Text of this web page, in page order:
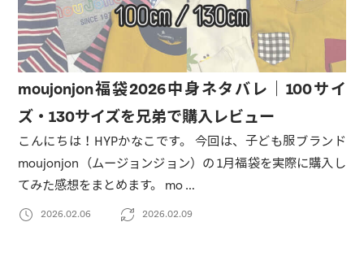
moujonjon福袋2026中身ネタバレ｜100サイ
ズ・130サイズを兄弟で購入レビュー
こんにちは！HYPかなこです。 今回は、子ども服ブランド
moujonjon（ムージョンジョン）の 1月福袋を実際に購入し
てみた感想をまとめます。 mo …
2026.02.06 2026.02.09